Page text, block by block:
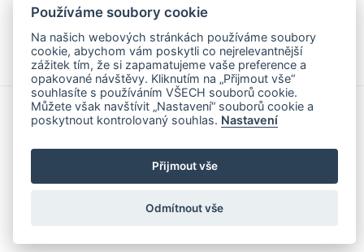
stole nechybí čerstvé květiny, oříšková čokoláda v šuplíku a kozí…
Číst celé
© Yveta Svobodová, IČ 06608914 | Stránky realizovalo studio
Používáme soubory cookie
Na našich webových stránkách používáme soubory
cookie, abychom vám poskytli co nejrelevantnější
zážitek tím, že si zapamatujeme vaše preference a
opakované návštěvy. Kliknutím na „Přijmout vše“
souhlasíte s používáním VŠECH souborů cookie.
Můžete však navštívit „Nastavení“ souborů cookie a
poskytnout kontrolovaný souhlas. Nastavení
Přijmout vše
Odmítnout vše